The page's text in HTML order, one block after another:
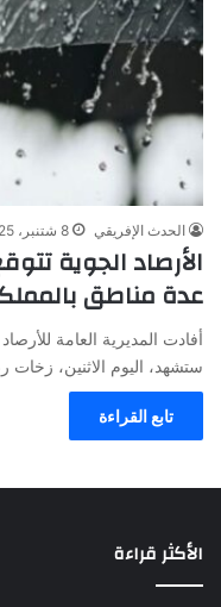
الحدث الإفريقي 8 شتنبر، 2025
الأرصاد الجوية
عدة مناطق
أفادت المديرية العامة
ستشهد، اليوم الاثنين،
تابع القراءة
الأكثر قراءة